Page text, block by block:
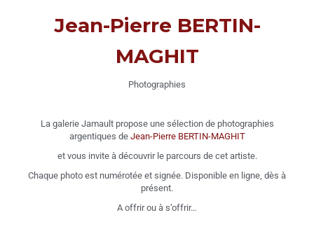
Jean-Pierre BERTIN-
MAGHIT
Photographies
La galerie Jamault propose une sélection de photographies
argentiques de Jean-Pierre BERTIN-MAGHIT
et vous invite à découvrir le parcours de cet artiste.
Chaque photo est numérotée et signée. Disponible en ligne, dès à
présent.
A offrir ou à s’offrir…